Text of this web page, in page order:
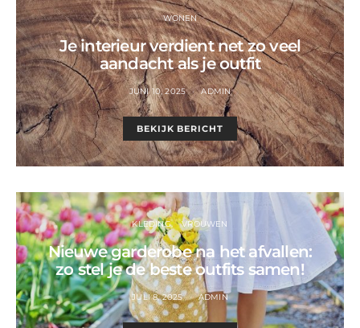
WONEN
Je interieur verdient net zo veel
aandacht als je outfit
JUNI 10, 2025 ADMIN
BEKIJK BERICHT
KLEDING VROUWEN
Nieuwe garderobe na het afvallen:
zo stel je de beste outfits samen!
JULI 8, 2025 ADMIN